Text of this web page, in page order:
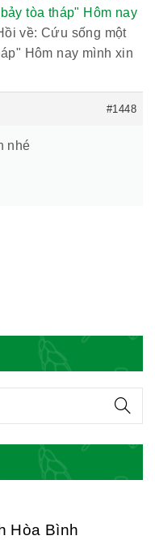
tòa tháp" Hôm nay
về: Cứu sống một
Hôm nay mình xin
#1448
nhé
tư nhân Việt
cổ truyền -
Yên Bái
Hòa Bình